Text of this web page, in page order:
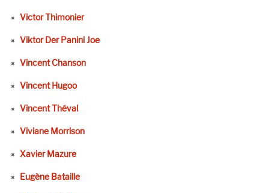
Victor Thimonier
Viktor Der Panini Joe
Vincent Chanson
Vincent Hugoo
Vincent Théval
Viviane Morrison
Xavier Mazure
Eugène Bataille